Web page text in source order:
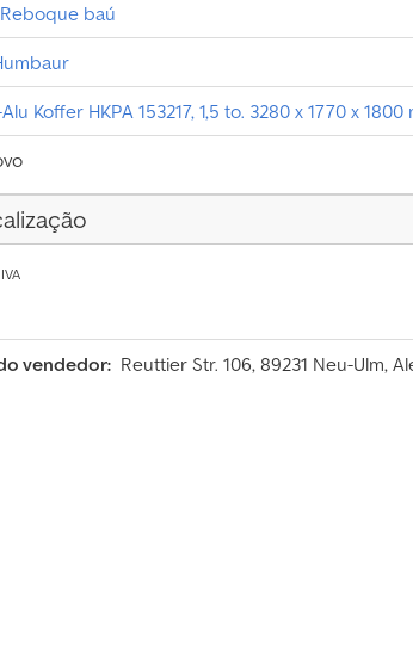
Reboque baú
Koffer HKPA 153217, 1,5 to. 3280 x 1770 x 1800
vendedor: Reuttier Str. 106, 89231 Neu-Ulm,